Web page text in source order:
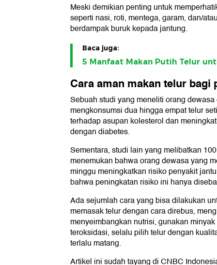
Meski demikian penting untuk
seperti nasi, roti, mentega, garam, dan/
berdampak buruk kepada jantung.
Baca juga:
5 Manfaat Makan Putih Telur
Cara aman makan telur
Sebuah studi yang meneliti orang
mengkonsumsi dua hingga empat telur
terhadap asupan kolesterol dan
dengan diabetes.
Sementara, studi lain yang melibatkan
menemukan bahwa orang dewasa yang
minggu meningkatkan risiko penyakit
bahwa peningkatan risiko ini hanya
Ada sejumlah cara yang bisa dilakukan
memasak telur dengan cara direbus,
menyeimbangkan nutrisi, gunakan
teroksidasi, selalu pilih telur dengan
terlalu matang.
Artikel ini sudah tayang di CNBC